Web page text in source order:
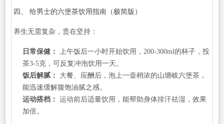
四、 给男士的六堡茶饮用指南（极简版）
养生无需复杂，贵在坚持：
日常保健： 上午饭后一小时开始饮用，200-300ml的杯子，投
茶3-5克，可反复冲泡饮用一天。
饭后解腻：
大餐、应酬后，泡上一壶稍浓的山塘岐六堡茶，
能迅速缓解腹饱油腻之感。
运动搭档： 运动前后适量饮用，能帮助身体排汗祛湿，效果
加倍。